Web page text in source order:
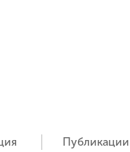
Публикации